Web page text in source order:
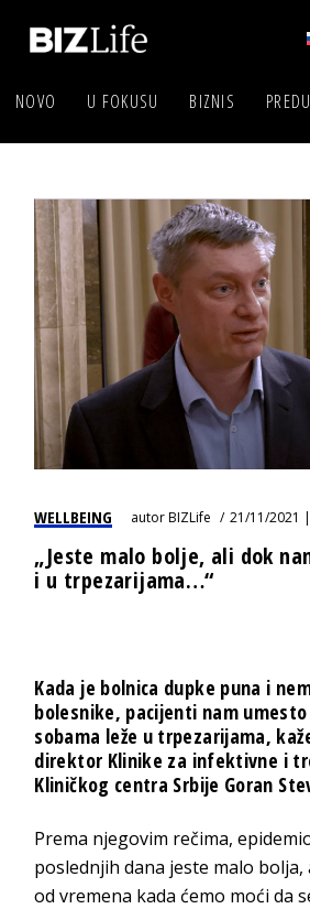
NOVO U FOKUSU BIZNIS
WELLBEING autorBIZLife 21/11/2021
„Jeste malo bolje, ali dok
i u trpezarijama…“
Kada je bolnica dupke puna i
bolesnike, pacijenti nam
sobama leže u trpezarijama,
direktor Klinike za infektivne i
Kliničkog centra Srbije Goran
Prema njegovim rečima,
poslednjih dana jeste malo bolja,
od vremena kada ćemo moći da